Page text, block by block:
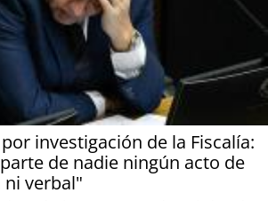
investigación de la Fiscalía:
de nadie ningún acto de
verbal"